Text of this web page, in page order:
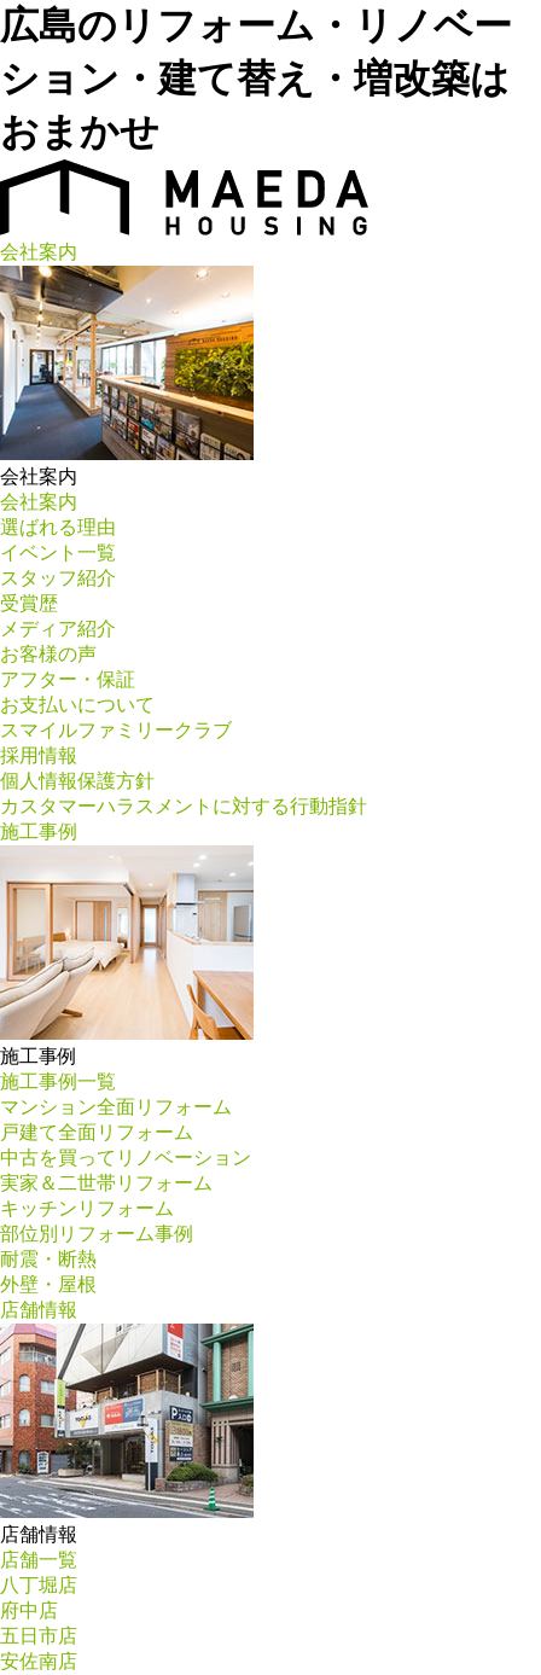
広島のリフォーム・リノベー
ション・建て替え・増改築は
おまかせ
会社案内
会社案内
会社案内
選ばれる理由
イベント一覧
スタッフ紹介
受賞歴
メディア紹介
お客様の声
アフター・保証
お支払いについて
スマイルファミリークラブ
採用情報
個人情報保護方針
カスタマーハラスメントに対する行動指針
施工事例
施工事例
施工事例一覧
マンション全面リフォーム
戸建て全面リフォーム
中古を買ってリノベーション
実家＆二世帯リフォーム
キッチンリフォーム
部位別リフォーム事例
耐震・断熱
外壁・屋根
店舗情報
店舗情報
店舗一覧
八丁堀店
府中店
五日市店
安佐南店